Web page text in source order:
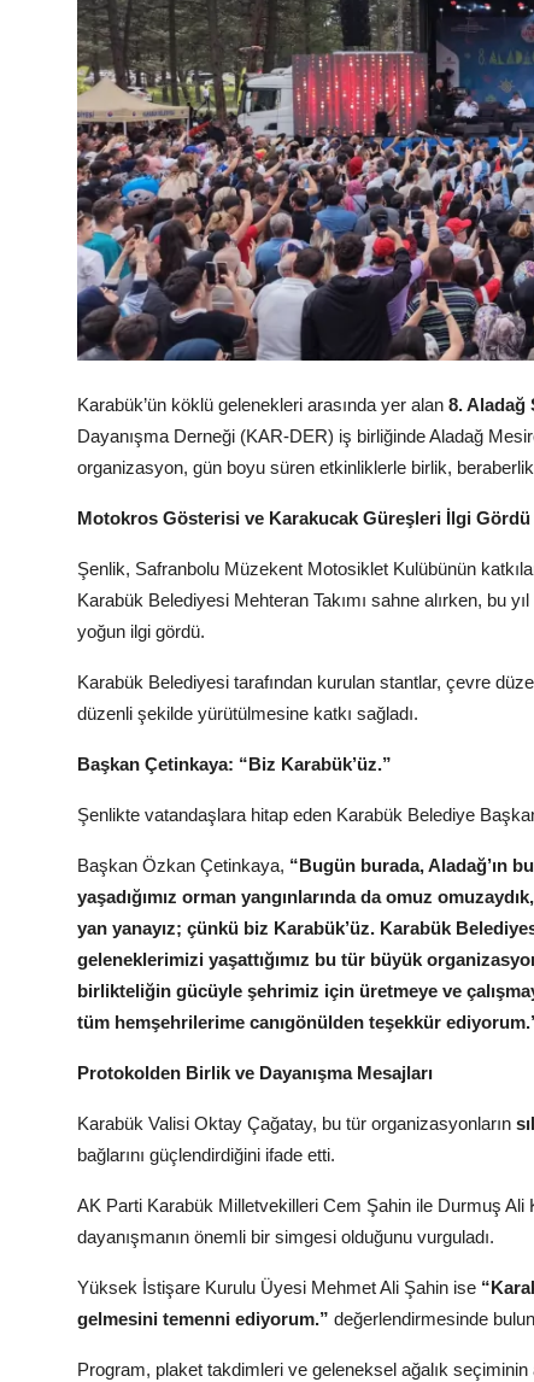
Belediye
SON DAKİKA
Köşe Yazısı
Dernek
Gastronomi
E-GAZETE
Karabük’ün köklü gelenekleri arasında yer alan 8. Aladağ
Dayanışma Derneği (KAR-DER) iş birliğinde Aladağ
organizasyon, gün boyu süren etkinliklerle birlik,
Motokros Gösterisi ve Karakucak Güreşleri İlgi Gördü
Şenlik, Safranbolu Müzekent Motosiklet Kulübünün
Karabük Belediyesi Mehteran Takımı sahne alırken, bu
yoğun ilgi gördü.
Karabük Belediyesi tarafından kurulan stantlar, çevre
düzenli şekilde yürütülmesine katkı sağladı.
Başkan Çetinkaya: “Biz Karabük’üz.”
Şenlikte vatandaşlara hitap eden Karabük Belediye
Başkan Özkan Çetinkaya, “Bugün burada, Aladağ’ın
yaşadığımız orman yangınlarında da omuz
yan yanayız; çünkü biz Karabük’üz. Karabük
geleneklerimizi yaşattığımız bu tür büyük
birlikteliğin gücüyle şehrimiz için üretmeye ve
tüm hemşehrilerime canıgönülden teşekkür
Protokolden Birlik ve Dayanışma Mesajları
Karabük Valisi Oktay Çağatay, bu tür organizasyonların
bağlarını güçlendirdiğini ifade etti.
AK Parti Karabük Milletvekilleri Cem Şahin ile Durmuş Ali
dayanışmanın önemli bir simgesi olduğunu vurguladı.
Yüksek İstişare Kurulu Üyesi Mehmet Ali Şahin ise
gelmesini temenni ediyorum.” değerlendirmesinde
Program, plaket takdimleri ve geleneksel ağalık